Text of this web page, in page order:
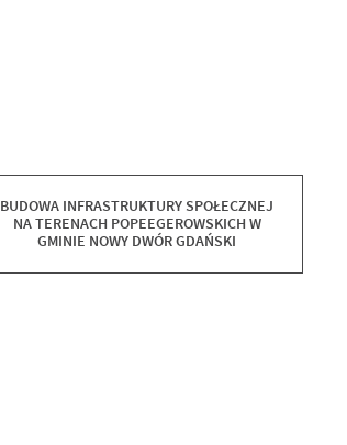
BUDOWA INFRASTRUKTURY SPOŁECZNEJ
NA TERENACH POPEEGEROWSKICH W
GMINIE NOWY DWÓR GDAŃSKI